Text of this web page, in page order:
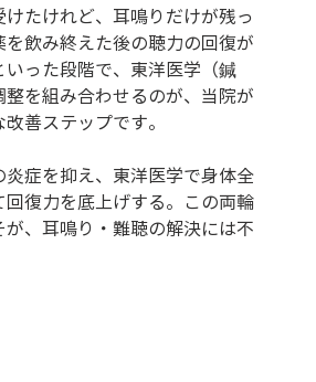
けたけれど、耳鳴りだけが残っ
を飲み終えた後の聴力の回復が
いった段階で、東洋医学（鍼
整を組み合わせるのが、当院が
善ステップです。
炎症を抑え、東洋医学で身体全
回復力を底上げする。この両輪
が、耳鳴り・難聴の解決には不